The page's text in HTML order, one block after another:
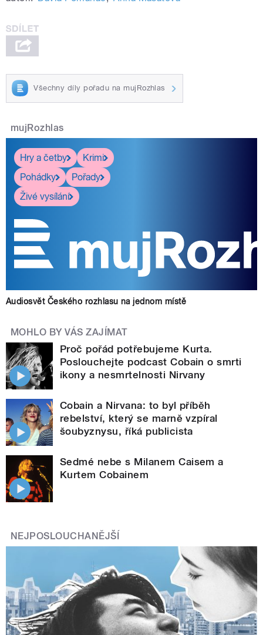
Všechny díly pořadu na mujRozhlas
mujRozhlas
Hry a četby
Krimi
Pohádky
Pořady
Živé vysílání
Audiosvět Českého rozhlasu na jednom místě
MOHLO BY VÁS ZAJÍMAT
Proč pořád potřebujeme Kurta.
Poslouchejte podcast Cobain o smrti
ikony a nesmrtelnosti Nirvany
Cobain a Nirvana: to byl příběh
rebelství, který se marně vzpíral
šoubyznysu, říká publicista
Sedmé nebe s Milanem Caisem a
Kurtem Cobainem
NEJPOSLOUCHANĚJŠÍ